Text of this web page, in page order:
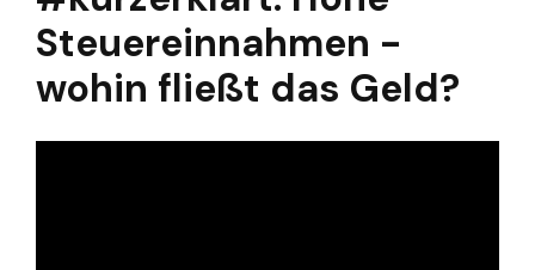
Steuereinnahmen -
wohin fließt das Geld?